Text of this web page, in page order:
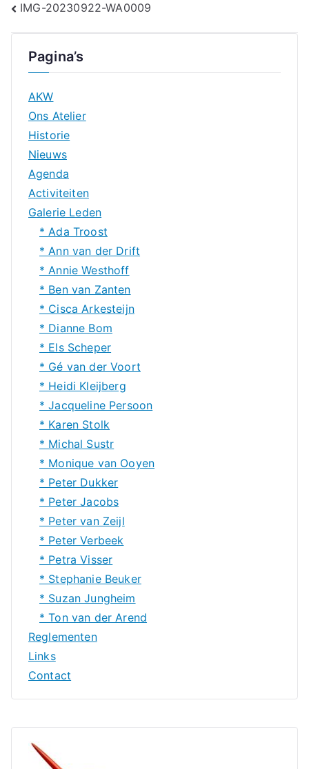
Bericht
navigatie
IMG-20230922-WA0009
Pagina’s
AKW
Ons Atelier
Historie
Nieuws
Agenda
Activiteiten
Galerie Leden
* Ada Troost
* Ann van der Drift
* Annie Westhoff
* Ben van Zanten
* Cisca Arkesteijn
* Dianne Bom
* Els Scheper
* Gé van der Voort
* Heidi Kleijberg
* Jacqueline Persoon
* Karen Stolk
* Michal Sustr
* Monique van Ooyen
* Peter Dukker
* Peter Jacobs
* Peter van Zeijl
* Peter Verbeek
* Petra Visser
* Stephanie Beuker
* Suzan Jungheim
* Ton van der Arend
Reglementen
Links
Contact